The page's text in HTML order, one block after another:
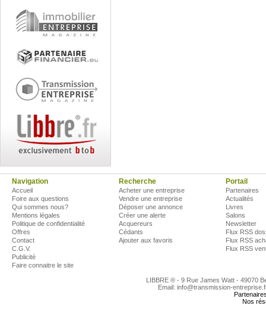
Navigation
Accueil
Foire aux questions
Qui sommes nous?
Mentions légales
Politique de confidentialité
Offres
Contact
C.G.V.
Publicité
Faire connaitre le site
Recherche
Acheter une entreprise
Vendre une entreprise
Déposer une annonce
Créer une alerte
Acquereurs
Cédants
Ajouter aux favoris
Portail
Partenaires
Actualités
Livres
Salons
Newsletter
Flux RSS
Flux RSS
Flux RSS
LIBBRE ® - 9 Rue James Watt - 49070
Email: info@transmission-
Nos